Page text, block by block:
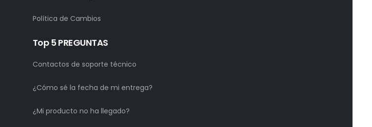
Política de Cambios
Top 5 PREGUNTAS
Contactos de soporte técnico
¿Cómo sé la fecha de mi entrega?
¿Mi producto no ha llegado?